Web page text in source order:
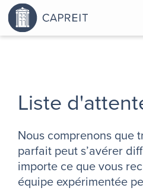
Liste
Nous comprenons que
parfait peut s’avérer
importe ce que vous
équipe expérimentée